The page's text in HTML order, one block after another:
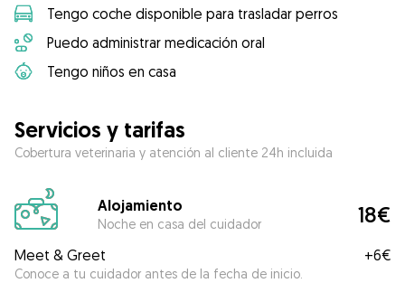
Tengo coche disponible para trasladar perros
Puedo administrar medicación oral
Tengo niños en casa
Servicios y tarifas
Cobertura veterinaria y atención al cliente 24h incluida
Alojamiento
Noche en casa del cuidador 18€
Meet & Greet
Conoce a tu cuidador antes de la fecha de inicio.
+6€